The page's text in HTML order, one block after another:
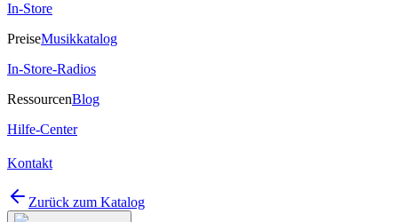
In-Store
PreiseMusikkatalog
In-Store-Radios
RessourcenBlog
Hilfe-Center
Kontakt
Zurück zum Katalog